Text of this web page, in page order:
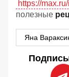
https://
полезные
Яна